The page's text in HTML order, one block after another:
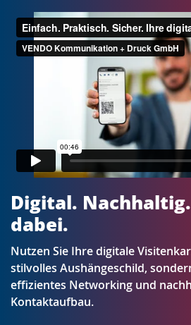
Digital.
dabei.
Nutzen Sie Ihre digitale
stilvolles Aushängeschild,
effizientes Networking und
Kontaktaufbau.